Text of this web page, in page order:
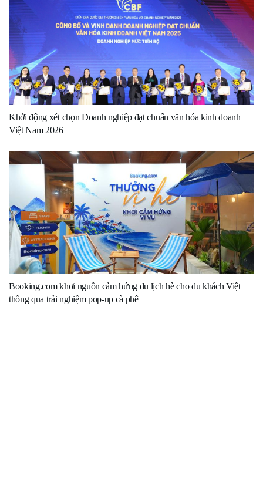
Khởi động xét chọn Doanh nghiệp đạt chuẩn văn hóa kinh doanh
Việt Nam 2026
Booking.com khơi nguồn cảm hứng du lịch hè cho du khách Việt
thông qua trải nghiệm pop-up cà phê